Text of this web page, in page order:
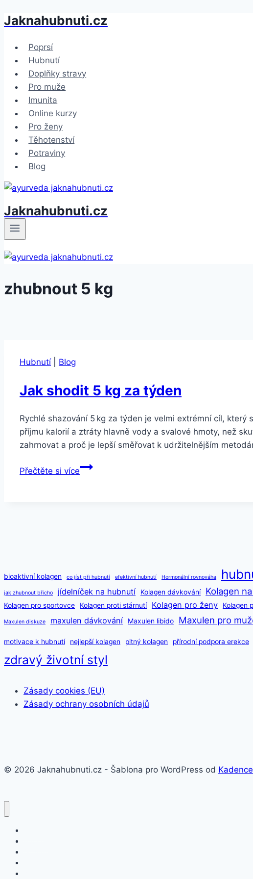
Přeskočit
obsah
Jaknahubnuti.cz
Poprsí
Hubnutí
Doplňky stravy
Pro muže
Imunita
Online kurzy
Pro ženy
Těhotenství
Potraviny
Blog
Jaknahubnuti.cz
zhubnout 5 kg
Hubnutí| Blog
Jak shodit 5 kg za týden
Rychlé shazování 5 kg za týden je velmi extrémní cíl,
příjmu kalorií a ztráty hlavně vody a svalové hmoty, než
zahrnovat a proč je lepší směřovat k udržitelnějším
Přečtěte si víceJak
bioaktivní kolagen co jíst při hubnutí efektivní hubnutí Hormonální rovnováha
jak zhubnout břicho jídelníček na hubnutí Kolagen dávkování Kolagen
Kolagen pro sportovce
Kolagen proti stárnutí Kolagen pro ženy Kolagen
Maxulen diskuze maxulen dávkování Maxulen libido Maxulen pro
motivace k hubnutí nejlepší kolagen pitný kolagen přírodní podpora erekce
zdravý životní styl
Zásady cookies (EU)
Zásady ochrany osobních údajů
© 2026 Jaknahubnuti.cz - Šablona pro WordPress od